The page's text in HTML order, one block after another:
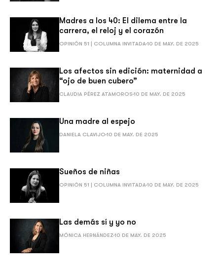
Madres a los 40: El dilema entre la
carrera, el reloj y el corazón
OPINIÓN 51 | COLUMNA INVITADA10 DE MAY. DE 2025
Los afectos sin edición: maternidad a
“ojo de buen cubero”
CLAUDIA PÉREZ ATAMOROS 10 DE MAY. DE 2025
Una madre al espejo
DANIELA CLAVIJO 10 DE MAY. DE 2025
Sueños de niñas
OPINIÓN 51 | COLUMNA INVITADA10 DE MAY. DE 2025
Las demás sí y yo no
MÓNICA HERNÁNDEZ10 DE MAY. DE 2025